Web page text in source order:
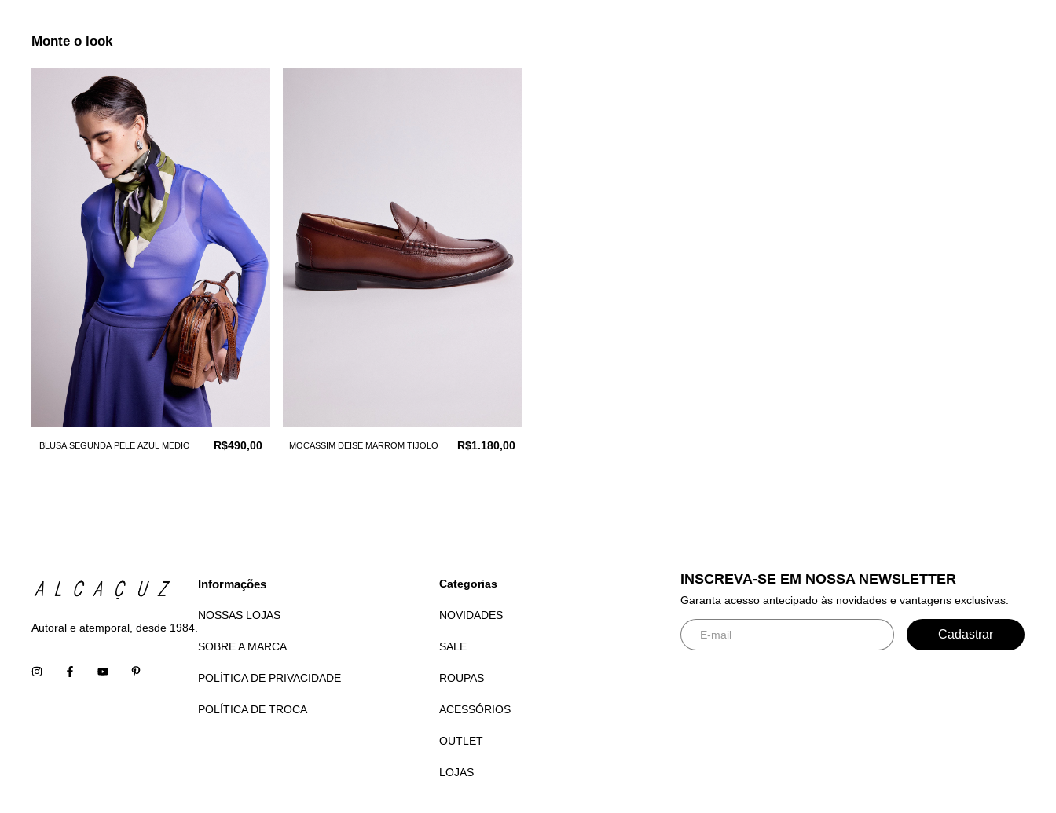
Monte o look
BLUSA SEGUNDA PELE AZUL MEDIO R$490,00 MOCASSIM DEISE MARROM TIJOLO R$1.180,00
Autoral e atemporal, desde 1984.
Informações
NOSSAS LOJAS
SOBRE A MARCA
POLÍTICA DE PRIVACIDADE
POLÍTICA DE TROCA
Categorias
NOVIDADES
SALE
ROUPAS
ACESSÓRIOS
OUTLET
LOJAS
INSCREVA-SE EM NOSSA NEWSLETTER
Garanta acesso antecipado às novidades e vantagens exclusivas.